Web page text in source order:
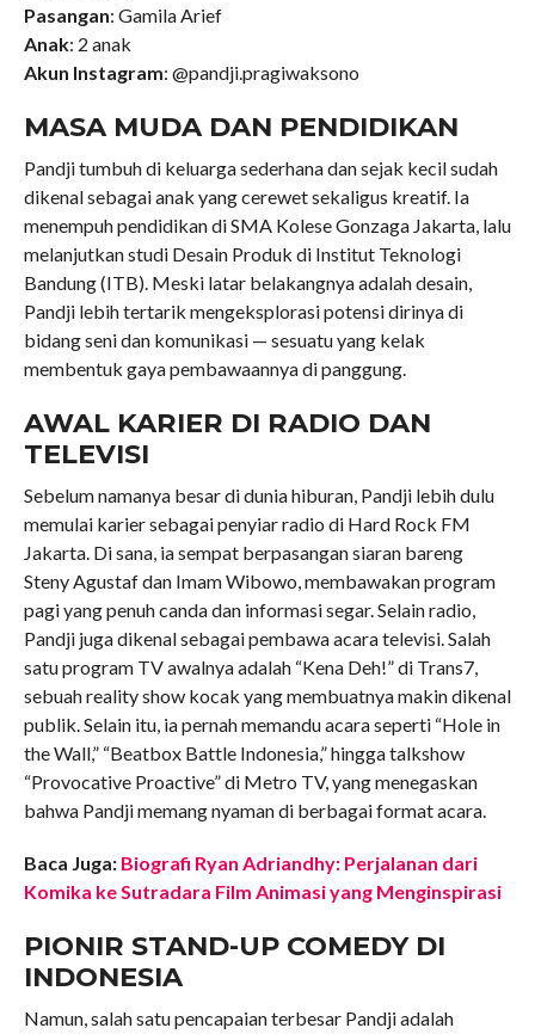
Pasangan: Gamila Arief
Anak: 2 anak
Akun Instagram: @pandji.pragiwaksono
MASA MUDA DAN PENDIDIKAN
Pandji tumbuh di keluarga sederhana dan sejak kecil sudah
dikenal sebagai anak yang cerewet sekaligus kreatif. Ia
menempuh pendidikan di SMA Kolese Gonzaga Jakarta, lalu
melanjutkan studi Desain Produk di Institut Teknologi
Bandung (ITB). Meski latar belakangnya adalah desain,
Pandji lebih tertarik mengeksplorasi potensi dirinya di
bidang seni dan komunikasi — sesuatu yang kelak
membentuk gaya pembawaannya di panggung.
AWAL KARIER DI RADIO DAN
TELEVISI
Sebelum namanya besar di dunia hiburan, Pandji lebih dulu
memulai karier sebagai penyiar radio di Hard Rock FM
Jakarta. Di sana, ia sempat berpasangan siaran bareng
Steny Agustaf dan Imam Wibowo, membawakan program
pagi yang penuh canda dan informasi segar. Selain radio,
Pandji juga dikenal sebagai pembawa acara televisi. Salah
satu program TV awalnya adalah “Kena Deh!” di Trans7,
sebuah reality show kocak yang membuatnya makin dikenal
publik. Selain itu, ia pernah memandu acara seperti “Hole in
the Wall,” “Beatbox Battle Indonesia,” hingga talkshow
“Provocative Proactive” di Metro TV, yang menegaskan
bahwa Pandji memang nyaman di berbagai format acara.
Baca Juga: Biografi Ryan Adriandhy: Perjalanan dari
Komika ke Sutradara Film Animasi yang Menginspirasi
PIONIR STAND-UP COMEDY DI
INDONESIA
Namun, salah satu pencapaian terbesar Pandji adalah